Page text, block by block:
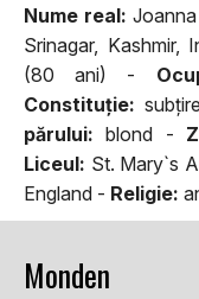
Nume real:
Srinagar, Kashmir,
(80 ani) -
Constituţie:
părului: blond -
Liceul: St. Mary`s
England - Religie:
Monden